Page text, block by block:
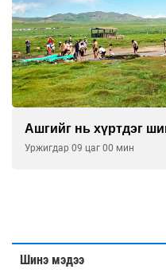
Ашгийг нь хүртдэг
Уржигдар 09 цаг 00 мин
Шинэ мэдээ